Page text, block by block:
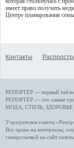
имеет право получить
Центре планирования
Контакты
РЕПОРТЕР — первый
РЕПОРТЕР — это самые
МОДА, СТИЛЬ ЗДОРОВЬЕ
Учредителем газеты
Все права на материалы,
гиперссылкой на сайт